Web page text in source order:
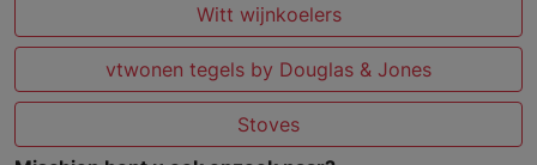
Witt wijnkoelers
vtwonen tegels by Douglas & Jones
Stoves